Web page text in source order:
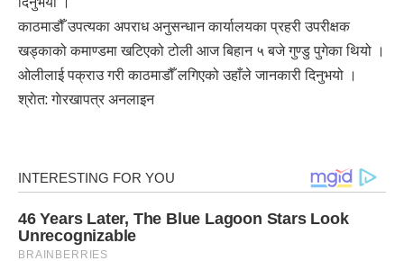
काठमाडौँ उपत्यका अपराध अनुसन्धान कार्यालयका प्रहरी उपरीक्षक
खड्काको कमाण्डमा खटिएको टोली आज बिहान ५ बजे गुण्डु पुगेका थियो ।
ओलीलाई पक्राउ गरी काठमाडौँ लगिएको उहाँले जानकारी दिनुभयो ।
श्राेत: गाेरखापत्र अनलाइन